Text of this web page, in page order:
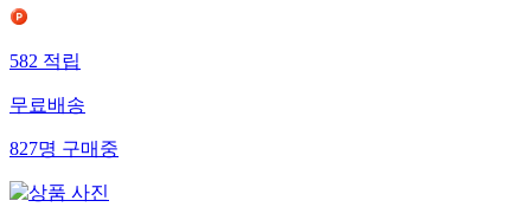
582적립
무료배송
827명구매중